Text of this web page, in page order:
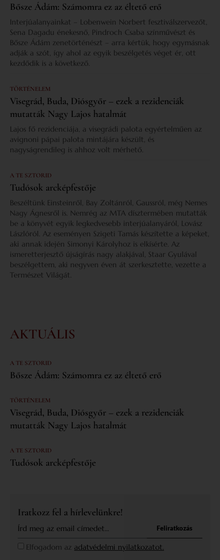
Bősze Ádám: Számomra ez az éltető erő
Interjúalanyainkat – Lobenwein Norbert fesztiválszervezőt,
Sena Dagadu énekesnő, Pindroch Csaba színművészt és
Bősze Ádám zenetörténészt – arra kértük, hogy egymásnak
adják a szót, így ahol az egyik beszélgetés véget ér, ott
kezdődik is a következő.
TÖRTÉNELEM
Visegrád, Buda, Diósgyőr – ezek a rezidenciák
mutatták Nagy Lajos hatalmát
Lajos fő rezidenciája, a visegrádi palota egyértelműen az
avignoni pápai palota mintájára készült, és
nagyságrendileg is ahhoz volt mérhető.
A TE SZTORID
Tudósok arcképfestője
Beszéltünk Einsteinről, Bay Zoltánról, Gaussról, még Nemes
Nagy Ágnesről is. Nemrég az MTA dísztermében mutatták
be a könyvét egyik legkedvesebb interjúalanyáról, Lovász
Lászlóról. Az eseményen Szigeti Tamás készítette a képeket,
aki annak idején Simonyi Károlyhoz is elkísérte. Az
ismeretterjesztő újságírás nagy alakjával, Staar Gyulával
beszélgettem, aki negyven éven át szerkesztette, vezette a
Természet Világát.
AKTUÁLIS
A TE SZTORID
Bősze Ádám: Számomra ez az éltető erő
TÖRTÉNELEM
Visegrád, Buda, Diósgyőr – ezek a rezidenciák
mutatták Nagy Lajos hatalmát
A TE SZTORID
Tudósok arcképfestője
Iratkozz fel a hírlevelünkre!
Elfogadom az adatvédelmi nyilatkozatot.
Feliratkozás